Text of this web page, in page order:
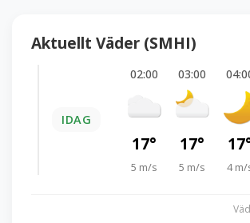
Aktuellt Väder (SMHI)
IDAG
02:00
17°
5 m/s
03:00
17°
5 m/s 4 m/